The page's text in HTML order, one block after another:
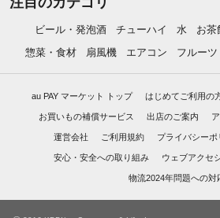
ビール・発泡酒 チューハイ 水 お茶
惣菜・食材
扇風機 エアコン フルーツ
au PAY マーケット トップ はじめてご利用の
お買いもの補償サービス 出店のご案内
運営会社 ご利用規約 プライバシーポ
安心・安全への取り組み ウェブアクセ
物流2024年問題への対